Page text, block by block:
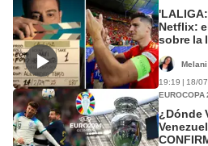
Netflix:
sobre la
Melani
19:19 | 18/
EUROCOPA
¿Dónde